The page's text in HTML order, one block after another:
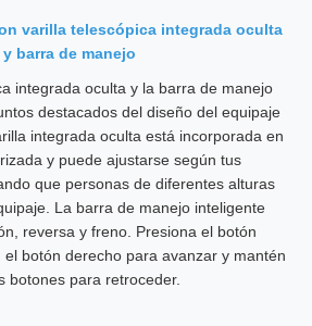
varilla telescópica integrada oculta
y barra de manejo
integrada oculta y la barra de manejo
destacados del diseño del equipaje
integrada oculta está incorporada en
y puede ajustarse según tus
que personas de diferentes alturas
La barra de manejo inteligente
reversa y freno. Presiona el botón
botón derecho para avanzar y mantén
botones para retroceder.